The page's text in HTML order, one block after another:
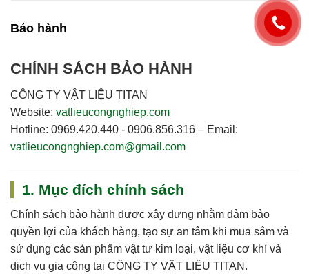
Bảo hành
CHÍNH SÁCH BẢO HÀNH
CÔNG TY VẬT LIỆU TITAN
Website: vatlieucongnghiep.com
Hotline: 0969.420.440 - 0906.856.316 – Email:
vatlieucongnghiep.com@gmail.com
1. Mục đích chính sách
Chính sách bảo hành được xây dựng nhằm đảm bảo
quyền lợi của khách hàng, tạo sự an tâm khi mua sắm và
sử dụng các sản phẩm vật tư kim loại, vật liệu cơ khí và
dịch vụ gia công tại CÔNG TY VẬT LIỆU TITAN .